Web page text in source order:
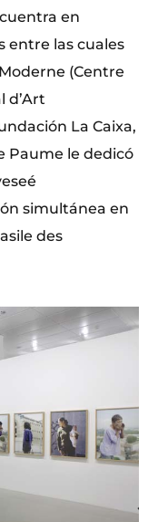
en
entre las cuales
(Centre
d’Art
La Caixa,
Paume le dedicó
simultánea en
des